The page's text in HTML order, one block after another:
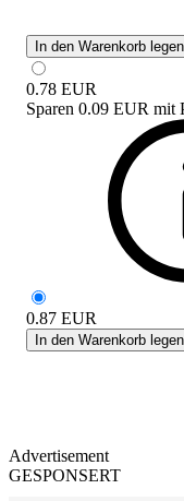
In den Warenkorb legen
0.78 EUR
Sparen 0.09 EUR mit
0.87 EUR
In den Warenkorb legen
Advertisement
GESPONSERT